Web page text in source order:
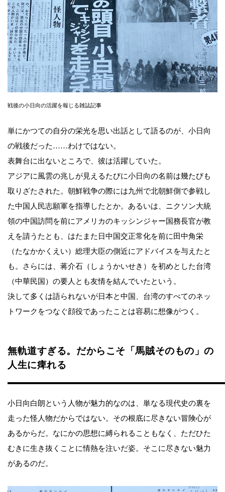
戦後の小日向の活躍を報じる雑誌記事
単にかつての自分の栄光を思い出話として語るのが、小日向
の戦後だった……わけではない。
表舞台に出ないところで、彼は活躍していた。
アジアに風雲の兆しが見えるたびに小日向の名前は幾たびも
取りざたされた。朝鮮戦争の際には九州で北朝鮮側で参戦し
た中国人民志願軍を指導したとか。あるいは、ニクソン大統
領の中国訪問を前にアメリカのキッシンジャー国務長官が教
えを請うたとも、はたまた日中国交正常化を前に田中角栄
（たなかかくえい）総理大臣の側近にアドバイスを与えたと
も。さらには、蒋介石（しょうかいせき）を初めとした台湾
（中華民国）の要人とも友情を結んでいたという。
決して多くは語られないが日本と中国、台湾のすべてのネッ
トワークをつなぐ顔役であったことは容易に想像がつく。
無軌道すぎる。だからこそ「馬賊そのもの」の
人生に痺れる
小日向白朗という人物が魅力的なのは、単なる現代史の裏を
走った怪人物だからではない。その根底に尽きない冒険心が
あるからだ。なにかの思想に縛られることもなく、ただひた
むきに生き抜くことに情熱を注いだ姿。そこに尽きない魅力
があるのだ。